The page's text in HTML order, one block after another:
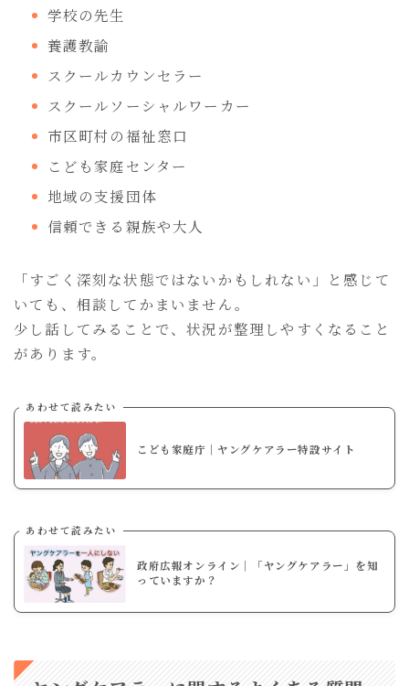
学校の先生
養護教諭
スクールカウンセラー
スクールソーシャルワーカー
市区町村の福祉窓口
こども家庭センター
地域の支援団体
信頼できる親族や大人
「すごく深刻な状態ではないかもしれない」と感じて
いても、相談してかまいません。
少し話してみることで、状況が整理しやすくなること
があります。
あわせて読みたい
こども家庭庁｜ヤングケアラー特設サイト
あわせて読みたい
政府広報オンライン｜「ヤングケアラー」を知
っていますか？